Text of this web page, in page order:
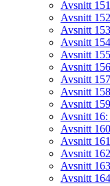
Avsnitt
Avsnitt
Avsnitt
Avsnitt
Avsnitt
Avsnitt
Avsnitt
Avsnitt
Avsnitt
Avsnitt
Avsnitt
Avsnitt
Avsnitt
Avsnitt
Avsnitt